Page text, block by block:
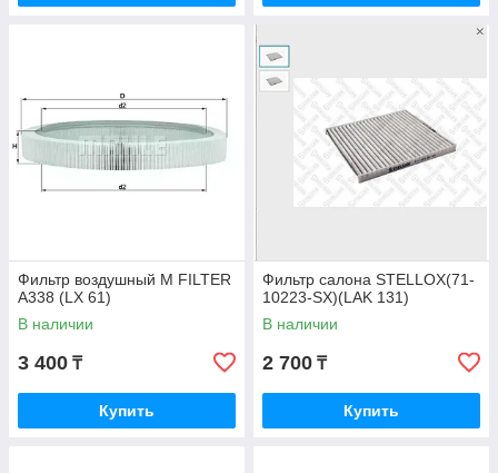
Фильтр воздушный M FILTER
A338 (LX 61)
В наличии
3 400 ₸
Купить
Фильтр салона STELLOX(71-
10223-SX)(LAK 131)
В наличии
2 700 ₸
Купить